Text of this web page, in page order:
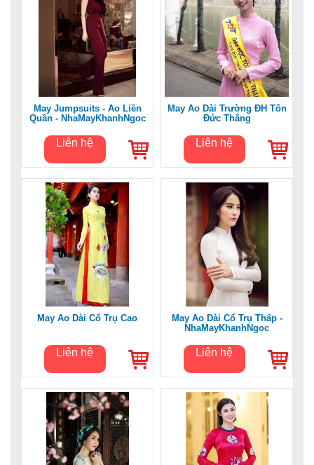
May Jumpsuits - Áo Liền
Quần - NhaMayKhanhNgoc
Liên hệ
May Áo Dài Trường ĐH Tôn
Đức Thắng
Liên hệ
May Áo Dài Cổ Trụ Cao
Liên hệ
May Áo Dài Cổ Trụ Thấp -
NhaMayKhanhNgoc
Liên hệ